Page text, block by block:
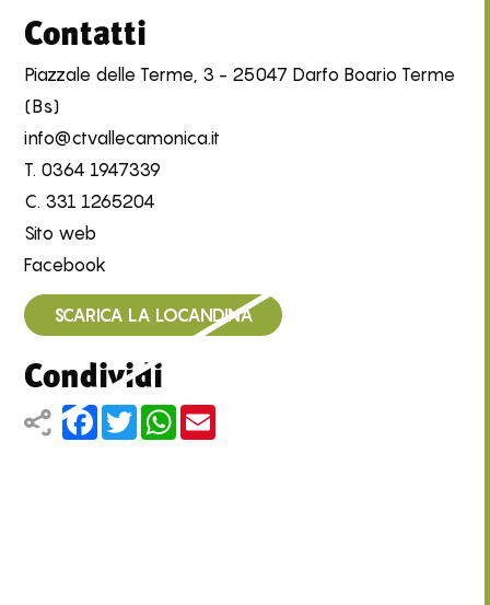
Contatti
Piazzale delle Terme, 3 - 25047 Darfo Boario Terme
(Bs)
info@ctvallecamonica.it
T. 0364 1947339
C. 331 1265204
Sito web
Facebook
SCARICA LA LOCANDINA
Condividi
Facebook
TwitterWhatsApp
Email